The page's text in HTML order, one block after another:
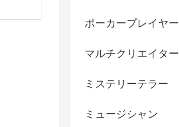
ポーカープレイヤー
マルチクリエイター
ミステリーテラー
ミュージシャン